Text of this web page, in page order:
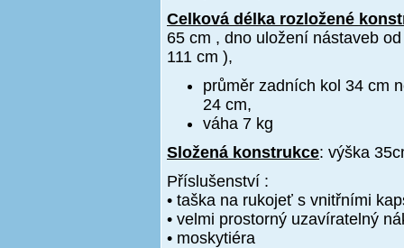
Celková délka rozložené
65 cm , dno uložení nástaveb
111 cm ),
průměr zadních kol 34 cm
24 cm,
váha 7 kg
Složená konstrukce: výška
Příslušenství :
• taška na rukojeť s vnitřními
• velmi prostorný uzavíratelný
• moskytiéra